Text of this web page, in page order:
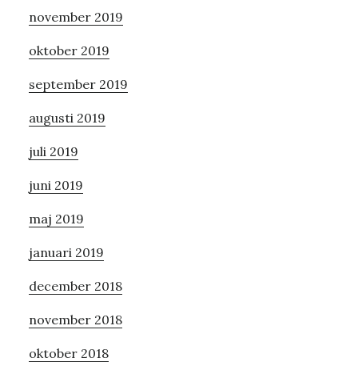
november 2019
oktober 2019
september 2019
augusti 2019
juli 2019
juni 2019
maj 2019
januari 2019
december 2018
november 2018
oktober 2018